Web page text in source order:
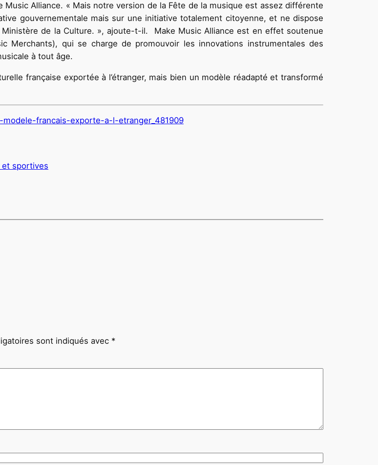
Music Alliance. « Mais notre version de la Fête de la musique est assez différente
gouvernementale mais sur une initiative totalement citoyenne, et ne dispose
de la Culture. », ajoute-t-il. Make Music Alliance est en effet soutenue
Merchants), qui se charge de promouvoir les innovations instrumentales des
à tout âge.
française exportée à l’étranger, mais bien un modèle réadapté et transformé
francais-exporte-a-l-etranger_481909
et sportives
sont indiqués avec *